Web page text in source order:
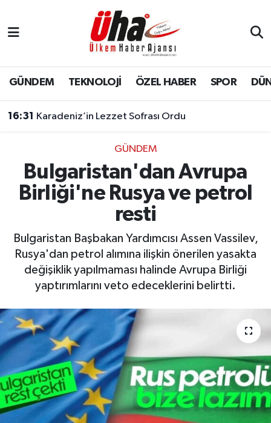
GÜNDEM TEKNOLOJİ ÖZEL HABER SPOR
16:31 Karadeniz’in Lezzet Sofrası Ordu
GÜNDEM
Bulgaristan'dan Avrupa
Birliği'ne Rusya ve petrol
resti
Bulgaristan Başbakan Yardımcısı Assen Vassilev,
Rusya'dan petrol alımına ilişkin önerilen yasakta
değişiklik yapılmaması halinde Avrupa Birliği
yaptırımlarını veto edeceklerini belirtti.
İstanbul Nöbetçi Eczaneler
İstanbul Hava Durumu
Süper Lig Puan Durumu ve Fikstür
Tüm Manşetler
Haber Arşivi